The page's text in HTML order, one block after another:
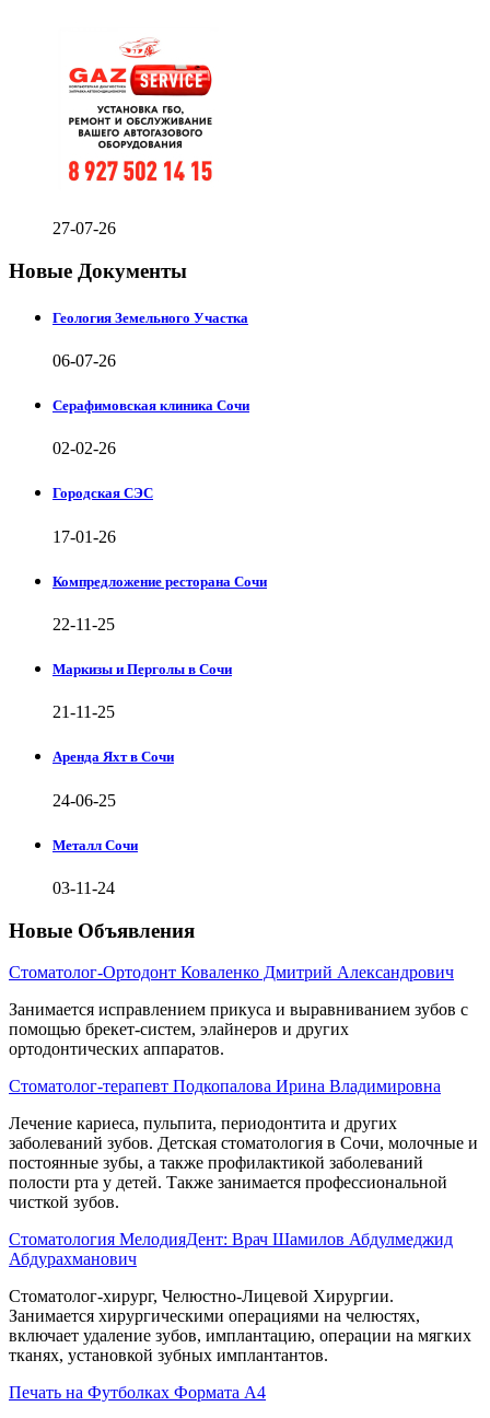
27-07-26
Новые Документы
Геология Земельного Участка
06-07-26
Серафимовская клиника Сочи
02-02-26
Городская СЭС
17-01-26
Компредложение ресторана Сочи
22-11-25
Маркизы и Перголы в Сочи
21-11-25
Аренда Яхт в Сочи
24-06-25
Металл Сочи
03-11-24
Новые Объявления
Стоматолог-Ортодонт Коваленко Дмитрий Александрович
Занимается исправлением прикуса и выравниванием зубов с
помощью брекет-систем, элайнеров и других
ортодонтических аппаратов.
Стоматолог-терапевт Подкопалова Ирина Владимировна
Лечение кариеса, пульпита, периодонтита и других
заболеваний зубов. Детская стоматология в Сочи, молочные и
постоянные зубы, а также профилактикой заболеваний
полости рта у детей. Также занимается профессиональной
чисткой зубов.
Стоматология МелодияДент: Врач Шамилов Абдулмеджид
Абдурахманович
Стоматолог-хирург, Челюстно-Лицевой Хирургии.
Занимается хирургическими операциями на челюстях,
включает удаление зубов, имплантацию, операции на мягких
тканях, установкой зубных имплантантов.
Печать на Футболках Формата А4